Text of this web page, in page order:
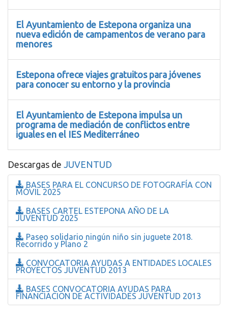
El Ayuntamiento de Estepona organiza una
nueva edición de campamentos de verano para
menores
Estepona ofrece viajes gratuitos para jóvenes
para conocer su entorno y la provincia
El Ayuntamiento de Estepona impulsa un
programa de mediación de conflictos entre
iguales en el IES Mediterráneo
Descargas de JUVENTUD
BASES PARA EL CONCURSO DE FOTOGRAFÍA CON
MÓVIL 2025
BASES CARTEL ESTEPONA AÑO DE LA
JUVENTUD 2025
Paseo solidario ningún niño sin juguete 2018.
Recorrido y Plano 2
CONVOCATORIA AYUDAS A ENTIDADES LOCALES
PROYECTOS JUVENTUD 2013
BASES CONVOCATORIA AYUDAS PARA
FINANCIACION DE ACTIVIDADES JUVENTUD 2013